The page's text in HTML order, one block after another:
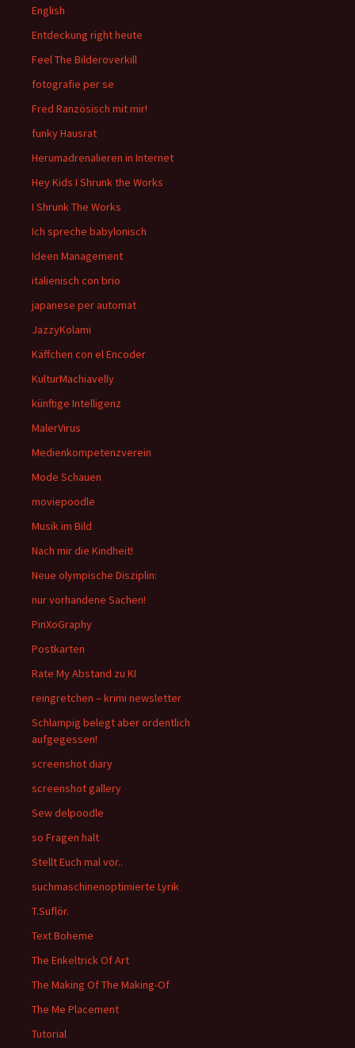
English
Entdeckung right heute
Feel The Bilderoverkill
fotografie per se
Fred Ranzösisch mit mir!
funky Hausrat
Herumadrenalieren in Internet
Hey Kids I Shrunk the Works
I Shrunk The Works
Ich spreche babylonisch
Ideen Management
italienisch con brio
japanese per automat
JazzyKolami
Käffchen con el Encoder
KulturMachiavelly
künftige Intelligenz
MalerVirus
Medienkompetenzverein
Mode Schauen
moviepoodle
Musik im Bild
Nach mir die Kindheit!
Neue olympische Disziplin:
nur vorhandene Sachen!
PinXoGraphy
Postkarten
Rate My Abstand zu KI
reingretchen – krimi newsletter
Schlampig belegt aber ordentlich
aufgegessen!
screenshot diary
screenshot gallery
Sew delpoodle
so Fragen halt
Stellt Euch mal vor..
suchmaschinenoptimierte Lyrik
T.Suflör.
Text Boheme
The Enkeltrick Of Art
The Making Of The Making-Of
The Me Placement
Tutorial